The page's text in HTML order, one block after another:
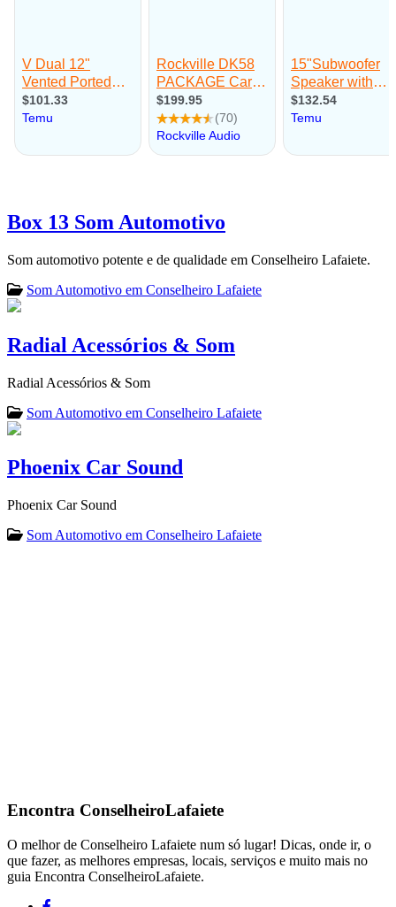
Box 13 Som Automotivo
Som automotivo potente e de qualidade em Conselheiro Lafaiete.
Som Automotivo em Conselheiro Lafaiete
Radial Acessórios & Som
Radial Acessórios & Som
Som Automotivo em Conselheiro Lafaiete
Phoenix Car Sound
Phoenix Car Sound
Som Automotivo em Conselheiro Lafaiete
Encontra ConselheiroLafaiete
O melhor de Conselheiro Lafaiete num só lugar! Dicas, onde ir, o
que fazer, as melhores empresas, locais, serviços e muito mais no
guia Encontra ConselheiroLafaiete.